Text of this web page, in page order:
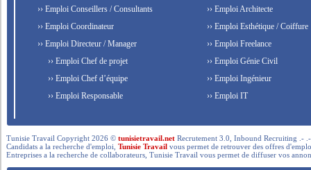
›› Emploi Conseillers / Consultants
›› Emploi Coordinateur
›› Emploi Directeur / Manager
›› Emploi Chef de projet
›› Emploi Chef d’équipe
›› Emploi Responsable
›› Emploi Architecte
›› Emploi Esthétique / Coiffure
›› Emploi Freelance
›› Emploi Génie Civil
›› Emploi Ingénieur
›› Emploi IT
Tunisie Travail Copyright 2026 ©tunisietravail.net Recrutement 3.0, Inbound Recruiting .-
Candidats a la recherche d'emploi,Tunisie Travail vous permet de retrouver des offres
Entreprises a la recherche de collaborateurs, Tunisie Travail vous permet de diffuser vos